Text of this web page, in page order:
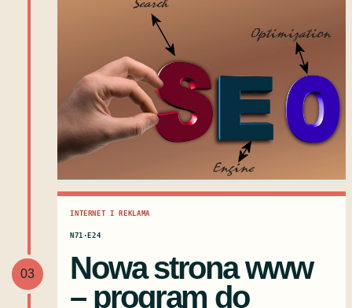
03
INTERNET I REKLAMA
N71·E24
Nowa strona www
– program do